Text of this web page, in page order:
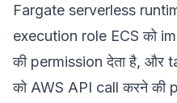
Fargate serverless
execution role ECS को
की permission देता है, और
को AWS API call करने की